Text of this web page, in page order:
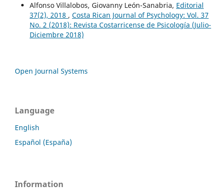
Alfonso Villalobos, Giovanny León-Sanabria, Editorial
37(2), 2018 , Costa Rican Journal of Psychology: Vol. 37
No. 2 (2018): Revista Costarricense de Psicología (Julio-
Diciembre 2018)
Open Journal Systems
Language
English
Español (España)
Information